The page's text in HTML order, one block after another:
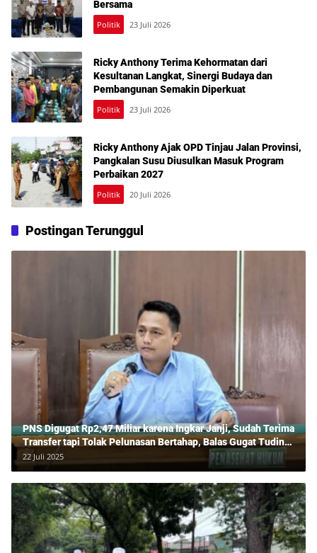
Bersama
Politik 23 Juli 2026
Ricky Anthony Terima Kehormatan dari
Kesultanan Langkat, Sinergi Budaya dan
Pembangunan Semakin Diperkuat
Politik 23 Juli 2026
Ricky Anthony Ajak OPD Tinjau Jalan Provinsi,
Pangkalan Susu Diusulkan Masuk Program
Perbaikan 2027
Politik 20 Juli 2026
Postingan Terunggul
PNS Digugat Rp2,47 Miliar karena Ingkar Janji, Sudah Terima
Transfer tapi Tolak Pelunasan Bertahap, Balas Gugat Tuding
Lawan Tipu Rp850 Juta
22 Juli 2025